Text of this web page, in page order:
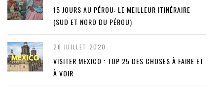
15 JOURS AU PÉROU: LE MEILLEUR ITINÉRAIRE
(SUD ET NORD DU PÉROU)
26 JUILLET 2020
VISITER MEXICO : TOP 25 DES CHOSES À FAIRE ET
À VOIR